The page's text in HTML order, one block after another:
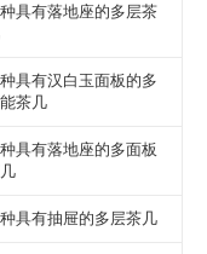
具有落地座的多层茶
具有汉白玉面板的多
茶几
具有落地座的多面板
具有抽屉的多层茶几